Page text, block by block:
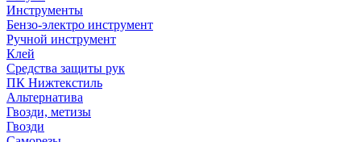
Инструменты
Бензо-электро инструмент
Ручной инструмент
Клей
Средства защиты рук
ПК Нижтекстиль
Альтернатива
Гвозди, метизы
Гвозди